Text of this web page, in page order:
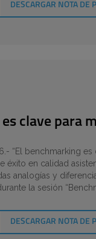
DESCARGAR NOTA DE
clave para
“El benchmarking
éxito en calidad
analogías y
la sesión
DESCARGAR NOTA DE